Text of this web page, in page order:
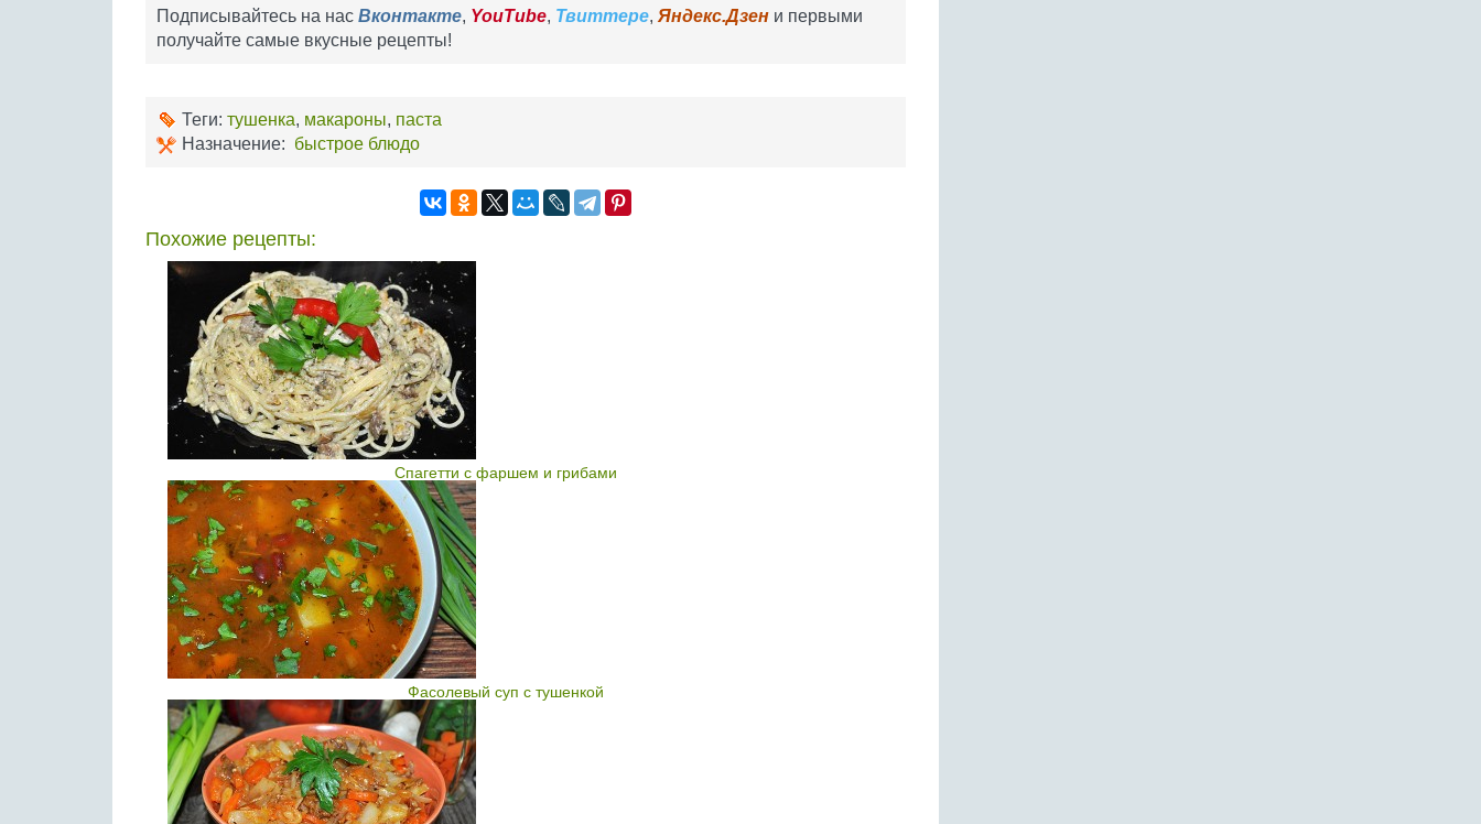
Подписывайтесь на нас Вконтакте, YouTube, Твиттере, Яндекс.Дзен и первыми
получайте самые вкусные рецепты!
Теги: тушенка, макароны, паста
Назначение: быстрое блюдо
Похожие рецепты:
Спагетти с фаршем и грибами
Фасолевый суп с тушенкой